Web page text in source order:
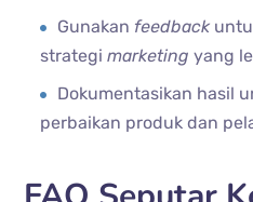
Gunakan feedback
strategimarketing yang
Dokumentasikan hasil
perbaikan produk dan